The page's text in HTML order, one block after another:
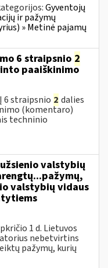
Gyventojų
ir pažymų
» Metinė pajamų
6 straipsnio 2
paaiškinimo
6 straipsnio 2 dalies
(komentaro)
techninio
valstybių
valstybių vidaus
1 d. Lietuvos
nebetvirtins
pažymų, kurių